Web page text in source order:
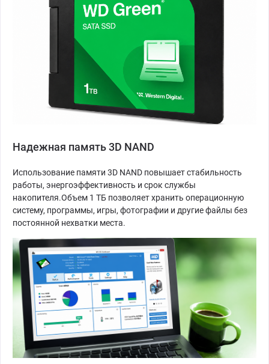
Надежная память 3D NAND
Использование памяти 3D NAND повышает стабильность
работы, энергоэффективность и срок службы
накопителя.Объем 1 ТБ позволяет хранить операционную
систему, программы, игры, фотографии и другие файлы без
постоянной нехватки места.